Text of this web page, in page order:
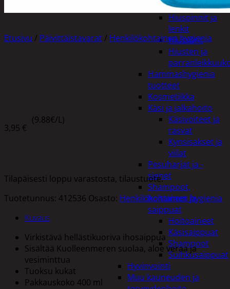
Hiuspinnit ja
lenkit
Hiusvärit
Hiusten ja
Hammashygienia
tuotteet
Kosmetiikka
Käsi ja jalkahoito
Käsivoiteet ja
rasvat
Kynsisakset ja
viilat
Pesuharjat ja -
sienet
Shampoot,
hoitaineet ja
saippuat
Hoitoaineet
Käsisaippuat
Shampoot
Suihkusaippuat
Hyvinvointi
Muu kauneuden ja
Etusivu / Päivittäistavarat / Henkilökohtainen hygienia
3,95 €
(9.88€/L)
Tilapäisesti loppu varastosta, tilaustuote.
Tuotetunnus: 412536 Osasto: Henkilökohtainen hygienia
Kuvaus
Virkistävä hellästikuoriva ihosaippua
Sisältää Kuolleenmeren suolaa, aloe veraa ja
vesiminttua
Tuoksu kukat
Pakkauskoko 400 ml